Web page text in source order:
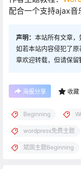
配合一个支持ajax音
声明： 本站所有文章，
如若本站内容侵犯了
章欢迎转载，但请保留
海报分享 收藏
Beginning
wordpress免费主题
斌国主题Beginning